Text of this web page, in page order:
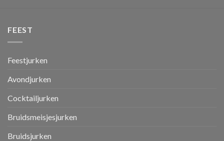
FEEST
Feestjurken
Avondjurken
Cocktailjurken
Bruidsmeisjesjurken
Bruidsjurken